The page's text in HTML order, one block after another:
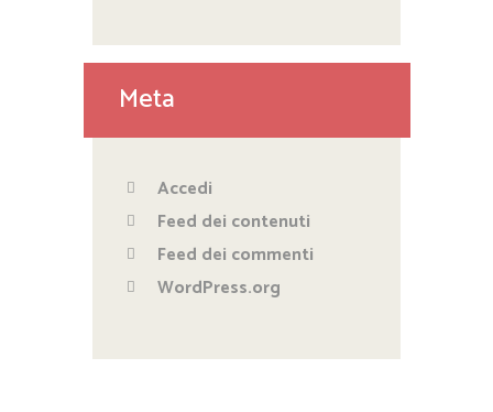
Meta
Accedi
Feed dei contenuti
Feed dei commenti
WordPress.org